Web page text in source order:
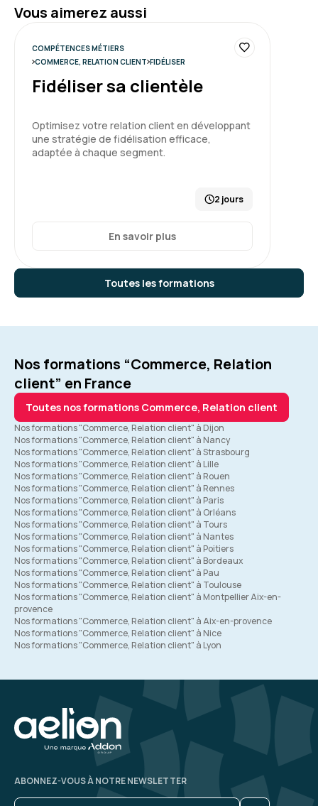
Vous aimerez aussi
Toutes les formations
COMPÉTENCES MÉTIERS
COMMERCE, RELATION CLIENT FIDÉLISER
Fidéliser sa clientèle
Optimisez votre relation client en développant
une stratégie de fidélisation efficace,
adaptée à chaque segment.
2 jours
En savoir plus
Nos formations “Commerce, Relation
client” en France
Toutes nos formations Commerce, Relation client
Nos formations "Commerce, Relation client" à Dijon
Nos formations "Commerce, Relation client" à Nancy
Nos formations "Commerce, Relation client" à Strasbourg
Nos formations "Commerce, Relation client" à Lille
Nos formations "Commerce, Relation client" à Rouen
Nos formations "Commerce, Relation client" à Rennes
Nos formations "Commerce, Relation client" à Paris
Nos formations "Commerce, Relation client" à Orléans
Nos formations "Commerce, Relation client" à Tours
Nos formations "Commerce, Relation client" à Nantes
Nos formations "Commerce, Relation client" à Poitiers
Nos formations "Commerce, Relation client" à Bordeaux
Nos formations "Commerce, Relation client" à Pau
Nos formations "Commerce, Relation client" à Toulouse
Nos formations "Commerce, Relation client" à Montpellier Aix-en-
provence
Nos formations "Commerce, Relation client" à Aix-en-provence
Nos formations "Commerce, Relation client" à Nice
Nos formations "Commerce, Relation client" à Lyon
ABONNEZ-VOUS À NOTRE NEWSLETTER